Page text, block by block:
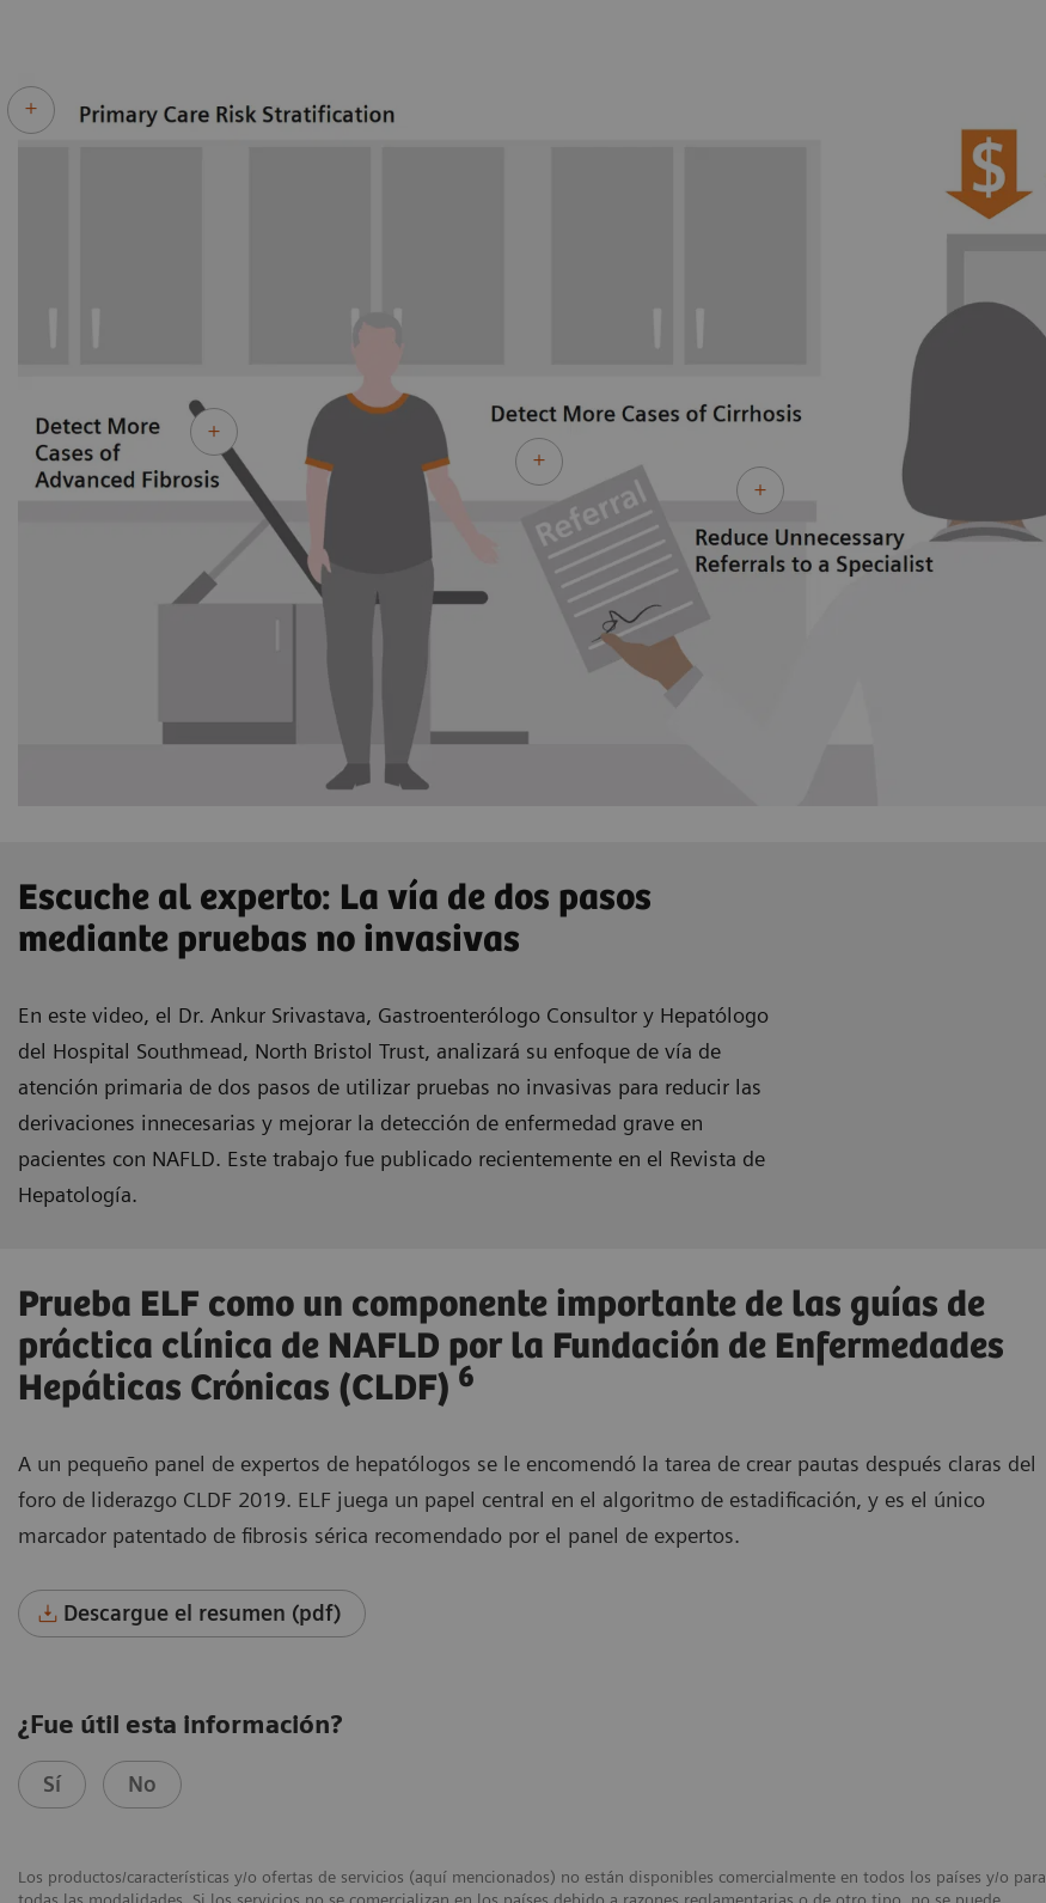
Escuche al experto: La vía de dos pasos
mediante pruebas no invasivas
En este video, el Dr. Ankur Srivastava, Gastroenterólogo Consultor y Hepatólogo
del Hospital Southmead, North Bristol Trust, analizará su enfoque de vía de
atención primaria de dos pasos de utilizar pruebas no invasivas para reducir las
derivaciones innecesarias y mejorar la detección de enfermedad grave en
pacientes con NAFLD. Este trabajo fue publicado recientemente en el Revista de
Hepatología.
Prueba ELF como un componente importante de las guías de
práctica clínica de NAFLD por la Fundación de Enfermedades
Hepáticas Crónicas (CLDF)6
A un pequeño panel de expertos de hepatólogos se le encomendó la tarea de crear pautas después claras del
foro de liderazgo CLDF 2019. ELF juega un papel central en el algoritmo de estadificación, y es el único
marcador patentado de fibrosis sérica recomendado por el panel de expertos.
Descargue el resumen (pdf)
¿Fue útil esta información?
Sí No
Los productos/características y/o ofertas de servicios (aquí mencionados) no están disponibles comercialmente en todos los países y/o para
todas las modalidades. Si los servicios no se comercializan en los países debido a razones reglamentarias o de otro tipo, no se puede